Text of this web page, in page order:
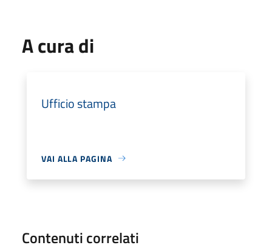
A cura di
Ufficio stampa
VAI ALLA PAGINA
Contenuti correlati